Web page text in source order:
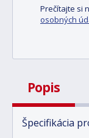
Prečítajte si
osobných
Popis
Špecifikácia